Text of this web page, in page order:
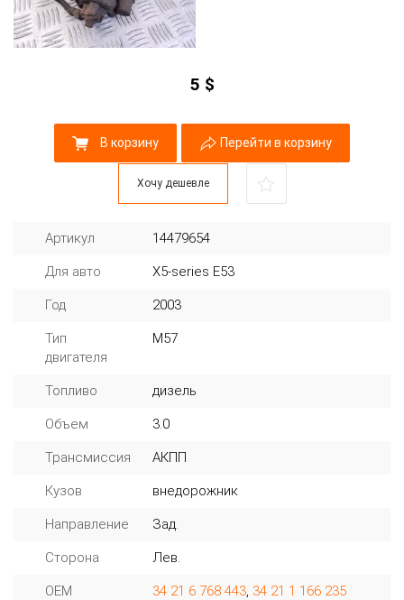
5 $
В корзину Перейти в корзину
Хочу дешевле
Артикул 14479654
Для авто X5-series E53
Год 2003
Тип
двигателя
M57
Топливо дизель
Объем 3.0
Трансмиссия АКПП
Кузов внедорожник
Направление Зад.
Сторона Лев.
OEM 34 21 6 768 443 34 21 1 166 235